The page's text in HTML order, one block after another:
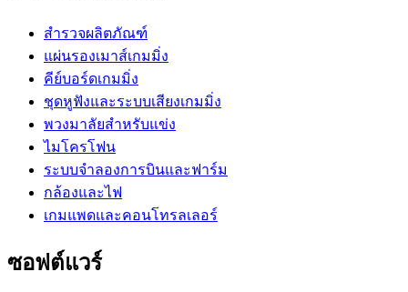
สำรวจผลิตภัณฑ์
แผ่นรองเมาส์เกมมิ่ง
คีย์บอร์ดเกมมิ่ง
ชุดหูฟังและระบบเสียงเกมมิ่ง
พวงมาลัยสำหรับแข่ง
ไมโครโฟน
ระบบจำลองการบินและฟาร์ม
กล้องและไฟ
เกมแพดและคอนโทรลเลอร์
ซอฟต์แวร์